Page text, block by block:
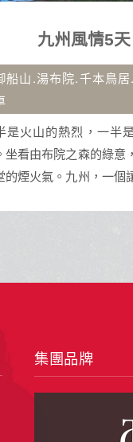
.旅人列
是清泉的溫
，品嚐深夜
讓時間慢下
集團品牌